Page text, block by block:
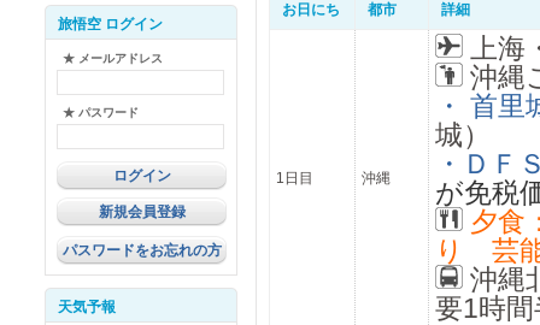
旅悟空 ログイン
★ メールアドレス
★ パスワード
新規会員登録
パスワードをお忘れの方
天気予報
お日にち 都市 詳細
1日目 沖縄
上
沖縄
・ 首里
城）
・ＤＦ
が免税
夕食
り 芸
沖縄
要1時